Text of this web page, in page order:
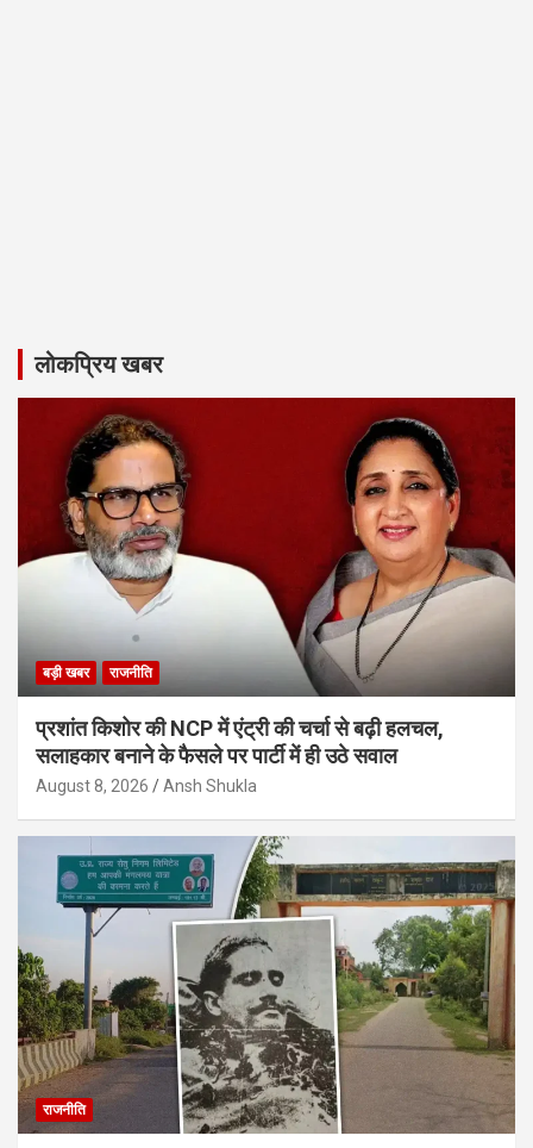
लोकप्रिय खबर
बड़ी खबर राजनीति
प्रशांत किशोर की NCP में एंट्री की चर्चा से बढ़ी हलचल,
सलाहकार बनाने के फैसले पर पार्टी में ही उठे सवाल
August 8, 2026 Ansh Shukla
राजनीति